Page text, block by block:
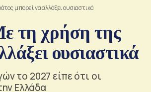
μπορεί να αλλάξει ουσιαστικά
τη χρήση της
ουσιαστικά
το 2027 είπε ότι οι
Ελλάδα